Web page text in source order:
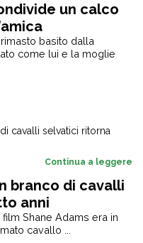
un calco
basito dalla
come lui e la moglie
Continua a leggere
branco di cavalli
anni
Shane Adams era in
cavallo ...